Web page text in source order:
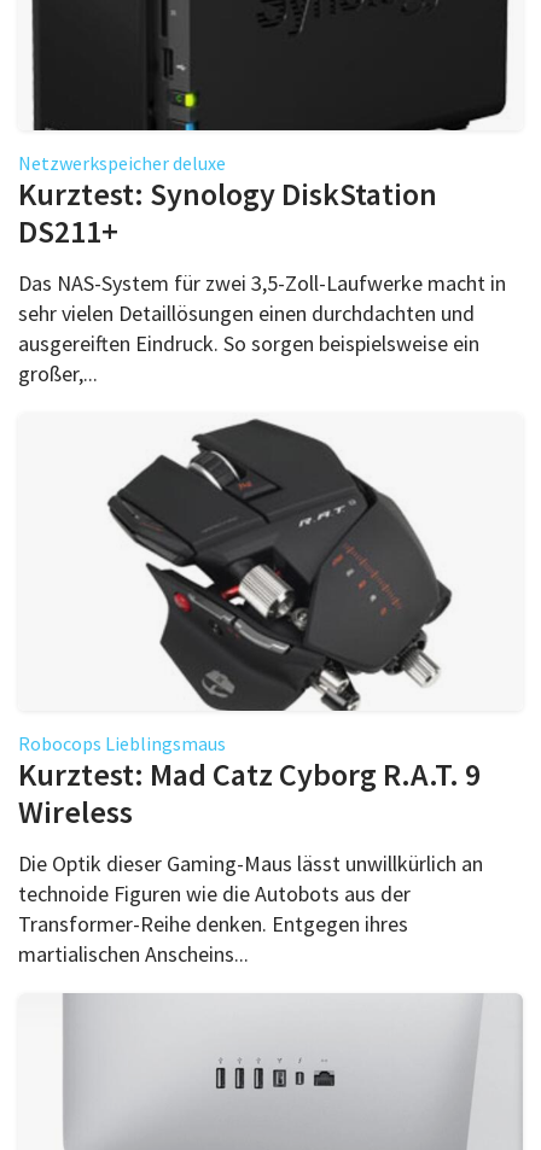
Netzwerkspeicher deluxe
Kurztest: Synology DiskStation
DS211+
Das NAS-System für zwei 3,5-Zoll-Laufwerke macht in
sehr vielen Detaillösungen einen durchdachten und
ausgereiften Eindruck. So sorgen beispielsweise ein
großer,...
Robocops Lieblingsmaus
Kurztest: Mad Catz Cyborg R.A.T. 9
Wireless
Die Optik dieser Gaming-Maus lässt unwillkürlich an
technoide Figuren wie die Autobots aus der
Transformer-Reihe denken. Entgegen ihres
martialischen Anscheins...